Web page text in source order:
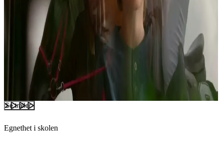
Se trailer
Egnethet i skolen